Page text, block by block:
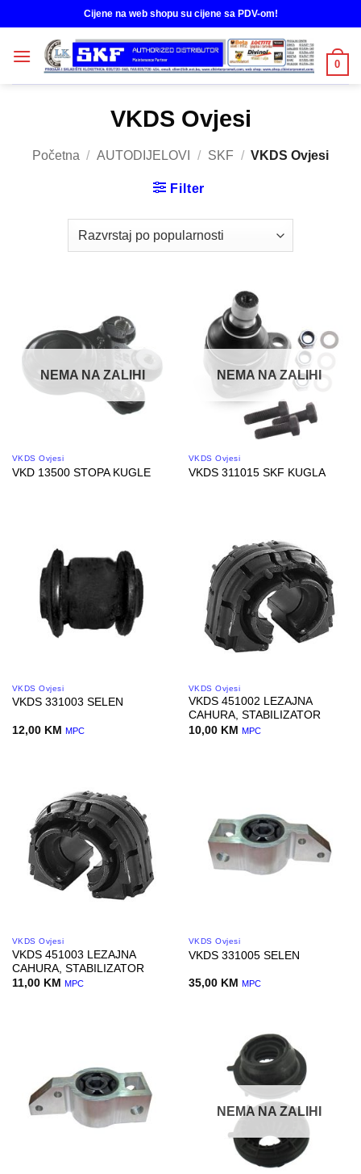
to
content
Cijene na web shopu su cijene sa PDV-om!
0
VKDS Ovjesi
Početna / AUTODIJELOVI / SKF / VKDS Ovjesi
Filter
NEMA NA ZALIHI
VKDS Ovjesi
VKD 13500 STOPA KUGLE
NEMA NA ZALIHI
VKDS Ovjesi
VKDS 311015 SKF KUGLA
VKDS Ovjesi
VKDS 331003 SELEN
12,00 KM MPC
VKDS Ovjesi
VKDS 451002 LEZAJNA
CAHURA, STABILIZATOR
10,00 KM MPC
VKDS Ovjesi
VKDS 451003 LEZAJNA
CAHURA, STABILIZATOR
11,00 KM MPC
VKDS Ovjesi
VKDS 331005 SELEN
35,00 KM MPC
NEMA NA ZALIHI